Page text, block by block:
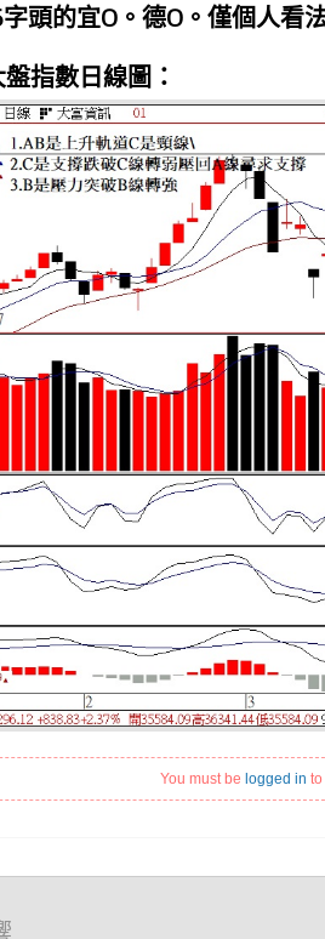
頭的宜O。德O。僅個人看
指數日線圖：
You must be logged in